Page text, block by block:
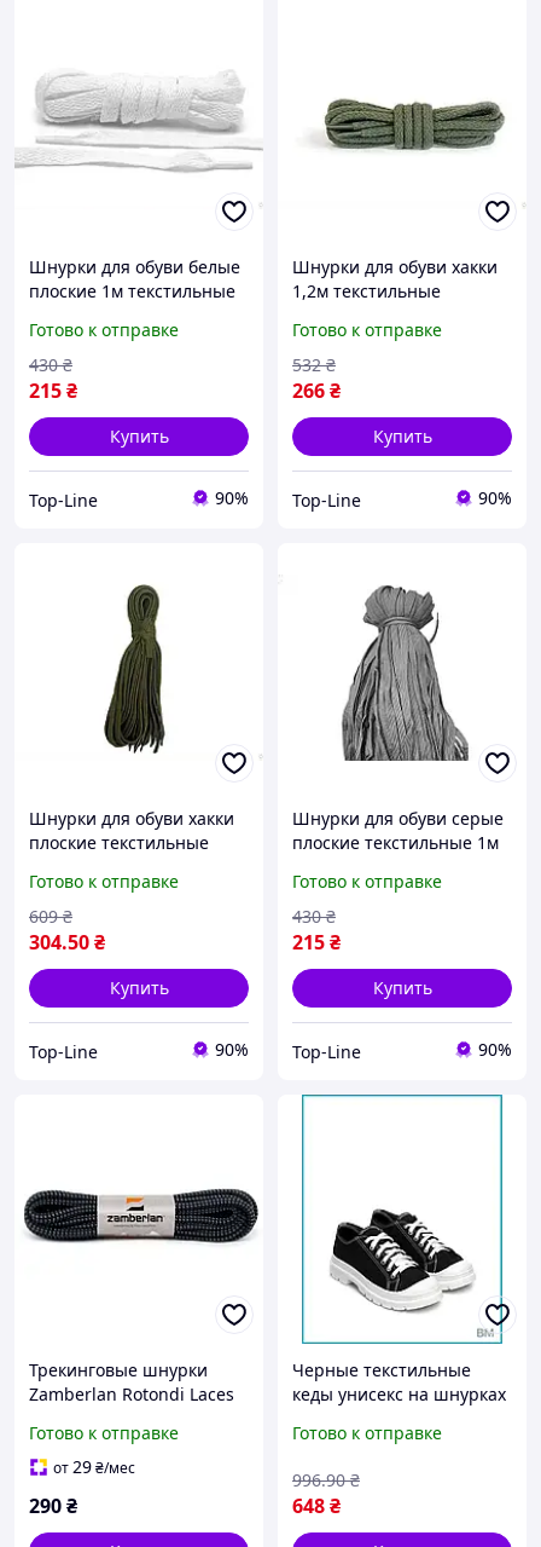
Шнурки для обуви белые
плоские 1м текстильные
повседневной обуви
Готово к отправке
215₴
430 ₴
Купить
Top-Line 90%
Шнурки для обуви хакки
1,2м текстильные
и повседневной обуви
Готово к отправке
266₴
532 ₴
Купить
Top-Line 90%
Шнурки для обуви хакки
плоские текстильные
повседневной обуви
Готово к отправке
304.50₴
609 ₴
Купить
Top-Line 90%
Шнурки для обуви серые
плоские текстильные 1м
повседневной обуви
Готово к отправке
215₴
430 ₴
Купить
Top-Line 90%
Трекинговые шнурки
Zamberlan Rotondi Laces
для туристической и
горной обуви
Готово к отправке
от29₴/мес
290₴
Черные текстильные
кеды унисекс на шнурках
обувь 37 размера для
Готово к отправке
648₴
996.90 ₴